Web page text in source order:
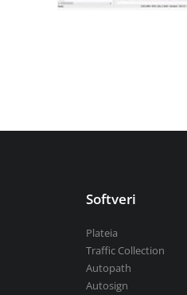
Softveri
Plateia
Traffic Collection
Autopath
Autosign